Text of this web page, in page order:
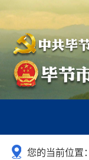
您的当前位置：